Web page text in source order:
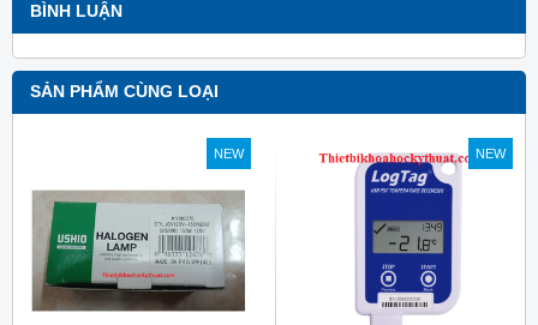
BÌNH LUẬN
SẢN PHẨM CÙNG LOẠI
NEW NEW